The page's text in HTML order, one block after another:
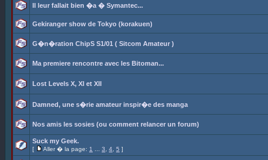
Il leur fallait bien �a � Symantec...
Gekiranger show de Tokyo (korakuen)
G�n�ration ChipS S1/01 ( Sitcom Amateur )
Ma premiere rencontre avec les Bitoman...
Lost Levels X, XI et XII
Damned, une s�rie amateur inspir�e des manga
Nos amis les sosies (ou comment relancer un forum)
Suck my Geek.
[ Aller � la page: 1 3 4 5 ]